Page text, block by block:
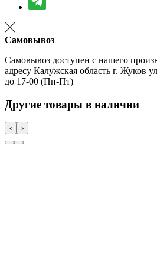
Самовывоз
Самовывоз доступен с нашего
адресу Калужская область г. Жуков
до 17-00 (Пн-Пт)
Другие товары в наличии
‹ ›